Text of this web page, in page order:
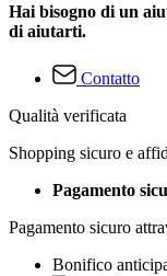
Hai bisogno di un
di aiutarti.
Contatto
Qualità verificata
Shopping sicuro e
Pagamento
Pagamento sicuro
Bonifico